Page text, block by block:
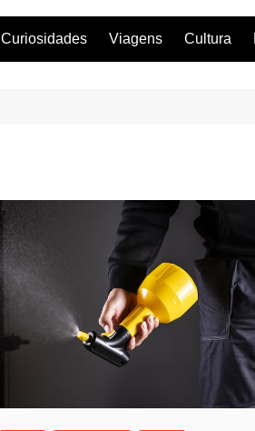
Curiosidades Viagens Cultura